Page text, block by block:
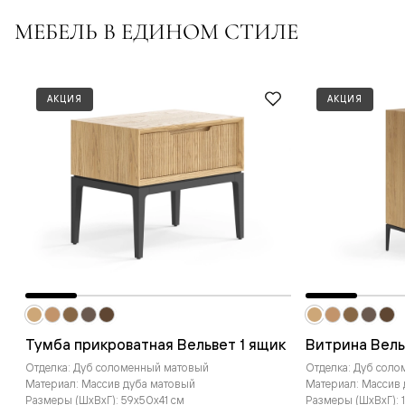
МЕБЕЛЬ В ЕДИНОМ СТИЛЕ
АКЦИЯ
Тумба прикроватная Вельвет 1 ящик
Отделка: Дуб соломенный матовый
Материал: Массив дуба матовый
Размеры (ШxВxГ): 59x50x41 см
АКЦИЯ
Витрина
Отделка: Дуб
Материал: Массив
Размеры (ШxВxГ):